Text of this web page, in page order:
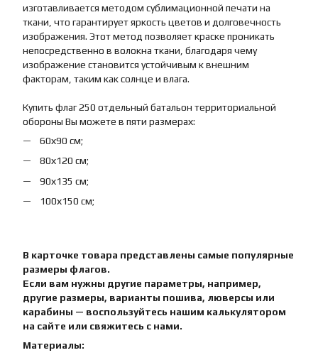
изготавливается методом сублимационной печати на
ткани, что гарантирует яркость цветов и долговечность
изображения. Этот метод позволяет краске проникать
непосредственно в волокна ткани, благодаря чему
изображение становится устойчивым к внешним
факторам, таким как солнце и влага.
Купить флаг 250 отдельный батальон территориальной
обороны Вы можете в пяти размерах:
60х90 см;
80х120 см;
90х135 см;
100х150 см;
В карточке товара представлены самые популярные
размеры флагов.
Если вам нужны другие параметры, например,
другие размеры, варианты пошива, люверсы или
карабины — воспользуйтесь нашим калькулятором
на сайте или свяжитесь с нами.
Материалы: